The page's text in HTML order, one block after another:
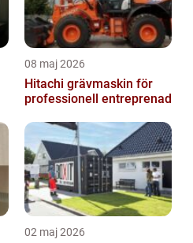
08 maj 2026
Hitachi grävmaskin för
professionell entreprenad
02 maj 2026